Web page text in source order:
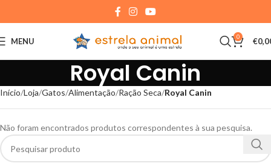
MENU 0 €
Royal Canin
Início Loja Gatos Alimentação Ração Seca Royal Canin
Não foram encontrados produtos correspondentes à sua pesquisa.